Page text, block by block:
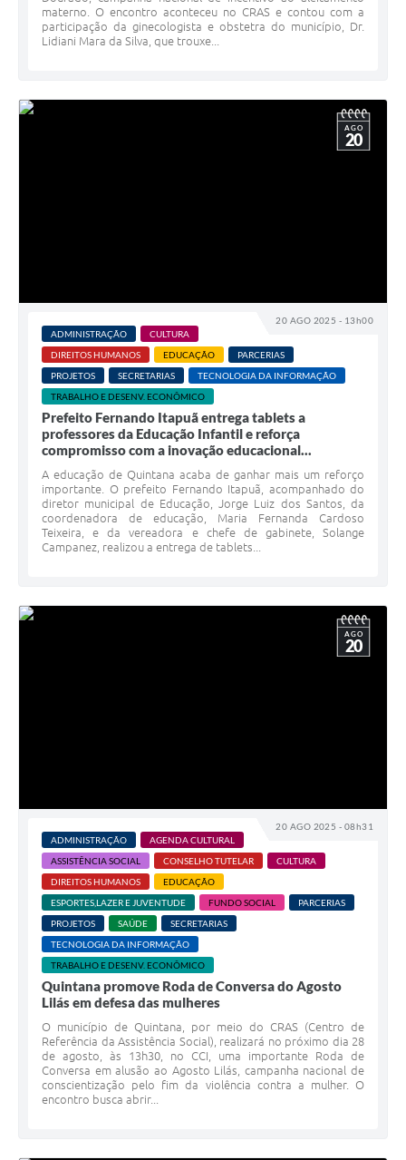
materno. O encontro aconteceu no CRAS e contou com a
participação da ginecologista e obstetra do município, Dr.
Lidiani Mara da Silva, que trouxe...
20 AGO 2025 - 13h00
AGO
20
ADMINISTRAÇÃO
CULTURA
DIREITOS HUMANOS
EDUCAÇÃO
PARCERIAS
PROJETOS
SECRETARIAS
TECNOLOGIA DA INFORMAÇÃO
TRABALHO E DESENV. ECONÔMICO
Prefeito Fernando Itapuã entrega tablets a
professores da Educação Infantil e reforça
compromisso com a inovação educacional...
A educação de Quintana acaba de ganhar mais um reforço
importante. O prefeito Fernando Itapuã, acompanhado do
diretor municipal de Educação, Jorge Luiz dos Santos, da
coordenadora de educação, Maria Fernanda Cardoso
Teixeira, e da vereadora e chefe de gabinete, Solange
Campanez, realizou a entrega de tablets...
20 AGO 2025 - 08h31
AGO
20
ADMINISTRAÇÃO
AGENDA CULTURAL
ASSISTÊNCIA SOCIAL
CONSELHO TUTELAR
CULTURA
DIREITOS HUMANOS
EDUCAÇÃO
ESPORTES,LAZER E JUVENTUDE
FUNDO SOCIAL
PARCERIAS
PROJETOS
SAÚDE
SECRETARIAS
TECNOLOGIA DA INFORMAÇÃO
TRABALHO E DESENV. ECONÔMICO
Quintana promove Roda de Conversa do Agosto
Lilás em defesa das mulheres
O município de Quintana, por meio do CRAS (Centro de
Referência da Assistência Social), realizará no próximo dia 28
de agosto, às 13h30, no CCI, uma importante Roda de
Conversa em alusão ao Agosto Lilás, campanha nacional de
conscientização pelo fim da violência contra a mulher. O
encontro busca abrir...